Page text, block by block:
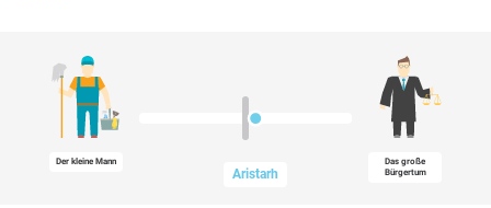
Der kleine Mann
Aristarh
Das große
Bürgertum